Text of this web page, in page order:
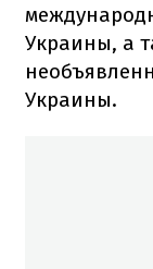
Украины, а
Украины.